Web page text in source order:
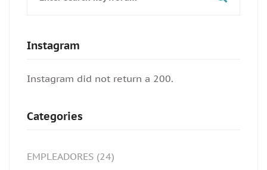
Instagram
Instagram did not return a 200.
Categories
EMPLEADORES (24)